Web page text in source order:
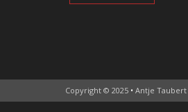
Copyright © 2025 • Antje Taubert